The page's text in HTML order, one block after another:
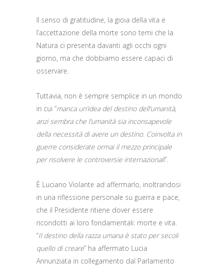
Il senso di gratitudine, la gioia della vita e
l’accettazione della morte sono temi che la
Natura ci presenta davanti agli occhi ogni
giorno, ma che dobbiamo essere capaci di
osservare.
Tuttavia, non è sempre semplice in un mondo
in cui “manca un’idea del destino dell’umanità,
anzi sembra che l’umanità sia inconsapevole
della necessità di avere un destino. Coinvolta in
guerre considerate ormai il mezzo principale
per risolvere le controversie internazionali”.
È Luciano Violante ad affermarlo, inoltrandosi
in una riflessione personale su guerra e pace,
che il Presidente ritiene dover essere
ricondotti ai loro fondamentali: morte e vita.
“Il destino della razza umana è stato per secoli
quello di creare” ha affermato Lucia
Annunziata in collegamento dal Parlamento